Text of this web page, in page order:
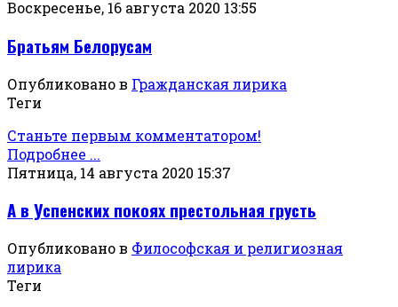
Воскресенье, 16 августа 2020 13:55
Братьям Белорусам
Опубликовано в Гражданская лирика
Теги
Станьте первым комментатором!
Подробнее ...
Пятница, 14 августа 2020 15:37
А в Успенских покоях престольная грусть
Опубликовано в Философская и религиозная
лирика
Теги